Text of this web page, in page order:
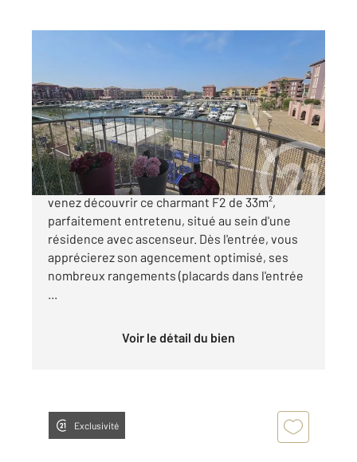
Ref : 27306
Appartement F2 à vendre
240 000 €
Dans le quartier très prisé de Port Ariane,
venez découvrir ce charmant F2 de 33m²,
parfaitement entretenu, situé au sein d'une
résidence avec ascenseur. Dès l'entrée, vous
apprécierez son agencement optimisé, ses
nombreux rangements (placards dans l'entrée
...
Voir le détail du bien
Exclusivité